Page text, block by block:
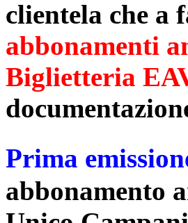
clientela che a
abbonamenti
Biglietteria
Prima
abbonamento